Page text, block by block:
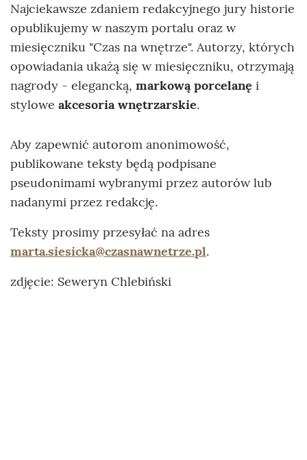
Najciekawsze zdaniem redakcyjnego jury historie
opublikujemy w naszym portalu oraz w
miesięczniku "Czas na wnętrze". Autorzy, których
opowiadania ukażą się w miesięczniku, otrzymają
nagrody - elegancką, markową porcelanę i
stylowe akcesoria wnętrzarskie.
Aby zapewnić autorom anonimowość,
publikowane teksty będą podpisane
pseudonimami wybranymi przez autorów lub
nadanymi przez redakcję.
Teksty prosimy przesyłać na adres
marta.siesicka@czasnawnetrze.pl.
zdjęcie: Seweryn Chlebiński